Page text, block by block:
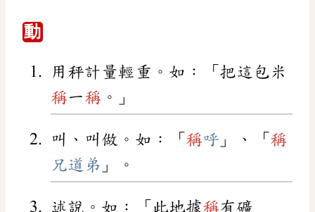
動
用秤計量輕重。如：「把這包米
稱一稱 。」
叫、叫做。如：「 稱呼 」、「 稱
兄道弟 」。
述說。如：「此地據稱有礦